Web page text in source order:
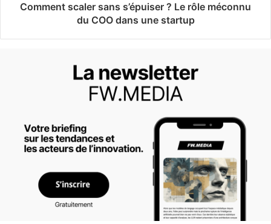
Comment scaler sans s’épuiser ? Le rôle méconnu
du COO dans une startup